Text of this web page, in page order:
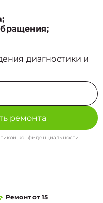
диагностики и
ремонта
конфиденциальности
Ремонт от 15